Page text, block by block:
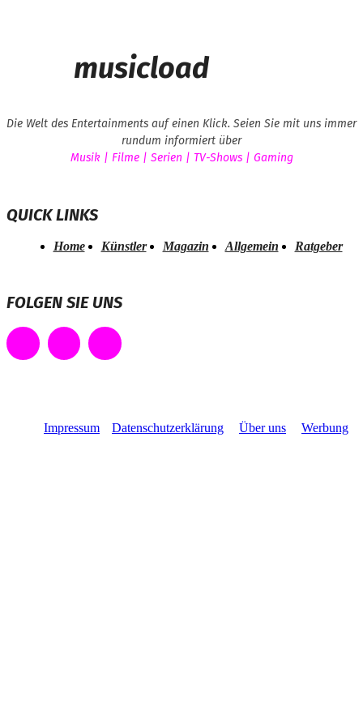
musicload
Die Welt des Entertainments auf einen Klick. Seien Sie mit uns immer
rundum informiert über
Musik | Filme | Serien | TV-Shows | Gaming
QUICK LINKS
Home Künstler Magazin Allgemein Ratgeber
FOLGEN SIE UNS
Impressum Datenschutzerklärung Über uns Werbung